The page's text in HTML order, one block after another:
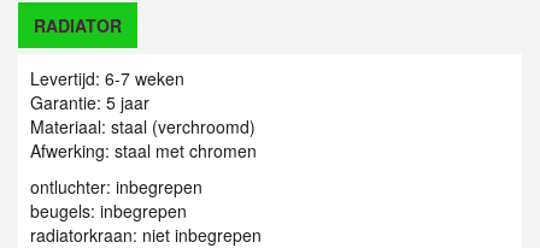
RADIATOR
Levertijd: 6-7 weken
Garantie: 5 jaar
Materiaal: staal (verchroomd)
Afwerking: staal met chromen
ontluchter: inbegrepen
beugels: inbegrepen
radiatorkraan: niet inbegrepen